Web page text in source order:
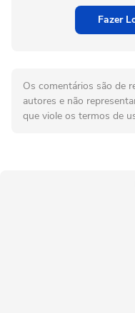
Fazer
Os comentários são de
autores e não
que viole os termos de